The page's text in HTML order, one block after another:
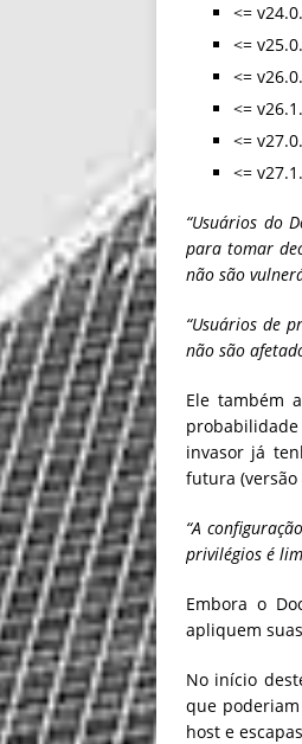
<=
<=
<=
<=
<=
<=
“Usuários do
para tomar
não são
“Usuários de
não são
Ele também
invasor já
futura (versão
“A
privilégios é
Embora o
apliquem
No início
que
host e